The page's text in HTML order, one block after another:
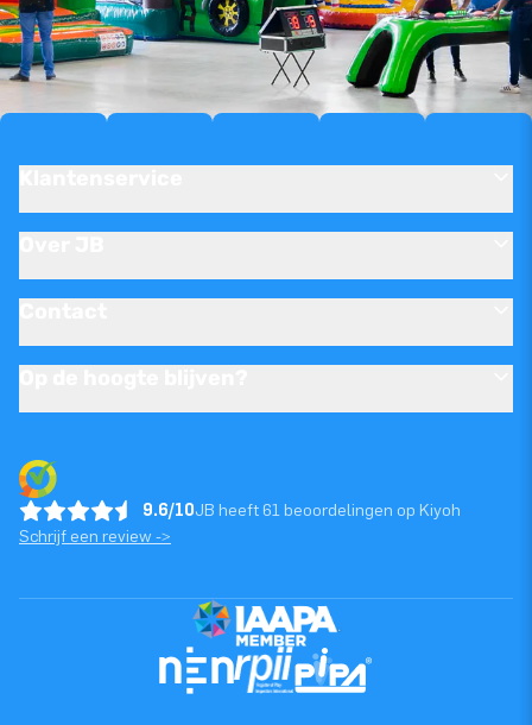
9.6/10JB heeft 61 beoordelingen op Kiyoh
Schrijf een review ->